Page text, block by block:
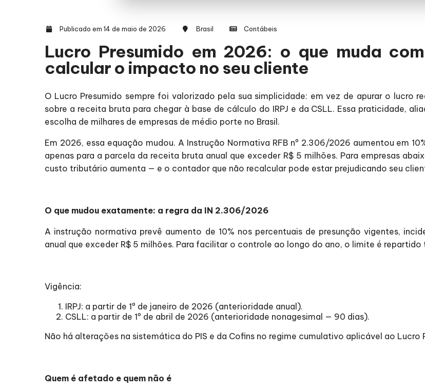
Publicado em 14 de maio de 2026 Brasil Contábeis
Lucro Presumido em 2026: o que muda
calcular o impacto no seu cliente
O Lucro Presumido sempre foi valorizado pela sua simplicidade: em vez de apurar o lucro
sobre a receita bruta para chegar à base de cálculo do IRPJ e da CSLL. Essa praticidade,
escolha de milhares de empresas de médio porte no Brasil.
Em 2026, essa equação mudou. A Instrução Normativa RFB nº 2.306/2026 aumentou em
apenas para a parcela da receita bruta anual que exceder R$ 5 milhões. Para empresas
custo tributário aumenta — e o contador que não recalcular pode estar prejudicando seu
O que mudou exatamente: a regra da IN 2.306/2026
A instrução normativa prevê aumento de 10% nos percentuais de presunção vigentes,
anual que exceder R$ 5 milhões. Para facilitar o controle ao longo do ano, o limite é
Vigência:
IRPJ: a partir de 1º de janeiro de 2026 (anterioridade anual).
CSLL: a partir de 1º de abril de 2026 (anterioridade nonagesimal — 90 dias).
Não há alterações na sistemática do PIS e da Cofins no regime cumulativo aplicável ao Lucro
Quem é afetado e quem não é